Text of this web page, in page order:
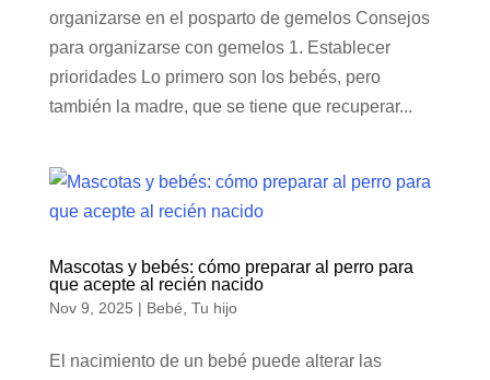
organizarse en el posparto de gemelos Consejos
para organizarse con gemelos 1. Establecer
prioridades Lo primero son los bebés, pero
también la madre, que se tiene que recuperar...
Mascotas y bebés: cómo preparar al perro para
que acepte al recién nacido
Nov 9, 2025 | Bebé, Tu hijo
El nacimiento de un bebé puede alterar las